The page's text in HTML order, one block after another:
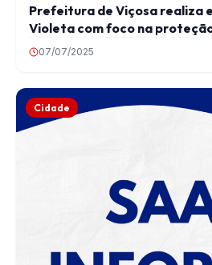
Prefeitura de Viçosa realiza
Violeta com foco na
07/07/2025
Cidade